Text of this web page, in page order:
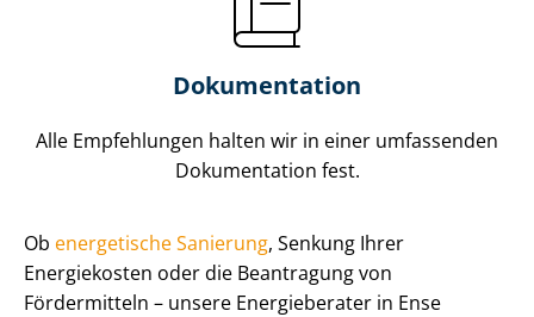
Dokumentation
Alle Empfehlungen halten wir in einer umfassenden
Dokumentation fest.
Ob energetische Sanierung, Senkung Ihrer
Energiekosten oder die Beantragung von
Fördermitteln – unsere Energieberater in Ense